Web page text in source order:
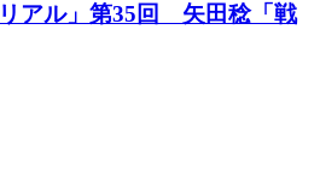
リアル」第35回 矢田稔「戦